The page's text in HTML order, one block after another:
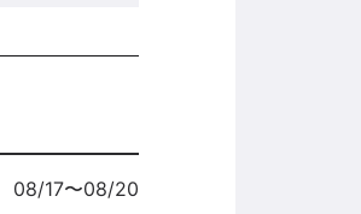
08/17〜08/20